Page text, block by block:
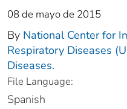
08 de mayo de 2015
By National Center for
Respiratory Diseases
Diseases.
File Language:
Spanish